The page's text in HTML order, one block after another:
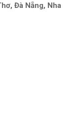
Đà Nẵng, Nha